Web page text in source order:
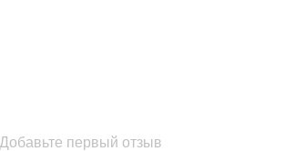
Добавьте первый отзыв